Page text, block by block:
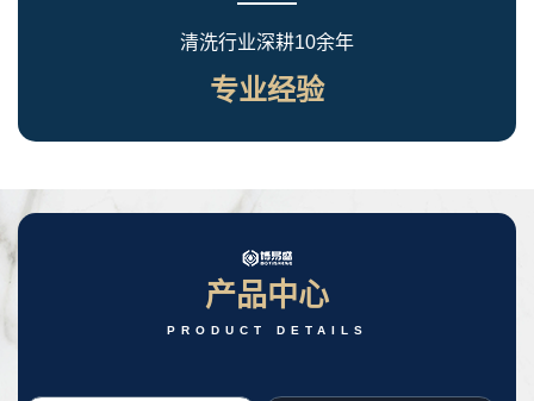
清洗行业深耕10余年
专业经验
产品中心
PRODUCT DETAILS